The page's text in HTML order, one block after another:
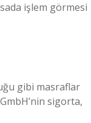
işlem görmesi
gibi masraflar
sigorta,